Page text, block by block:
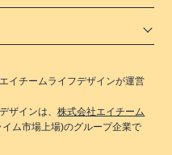
イチームライフデザインが運営
ザインは、株式会社エイチーム
イム市場上場)のグループ企業で